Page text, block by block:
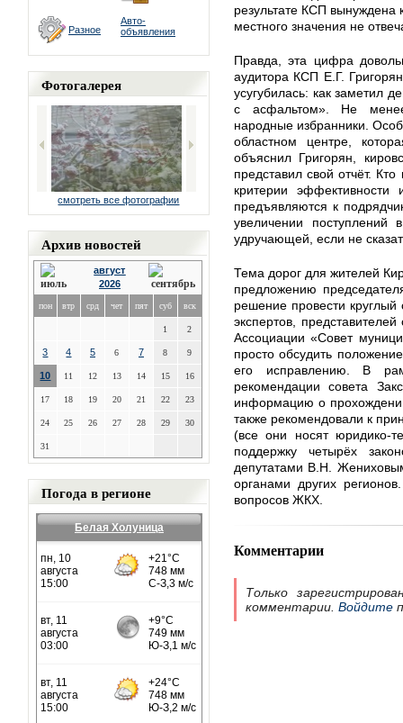
Разное
Авто-
объявления
Фотогалерея
смотреть все фотографии
Архив новостей
август
2026
пон втр срд чет пят суб вск
1 2
3 4 5 6 7 8 9
10 11 12 13 14 15 16
17 18 19 20 21 22 23
24 25 26 27 28 29 30
31
Погода в регионе
Белая Холуница
результате КСП вынуждена
местного значения не
Правда, эта цифра
аудитора КСП Е.Г.
усугубилась: как заметил
с асфальтом». Не менее
народные избранники.
областном центре,
объяснил Григорян,
представил свой отчёт.
критерии эффективности
предъявляются к
увеличении
удручающей, если не
Тема дорог для жителей
предложению
решение провести круглый
экспертов,
Ассоциации «Совет
просто обсудить
его исправлению. В
рекомендации совета
информацию о
также рекомендовали к
(все они носят юридико-
поддержку четырёх
депутатами В.Н.
органами других
вопросов ЖКХ.
Комментарии
Только
комментарии. Войдите